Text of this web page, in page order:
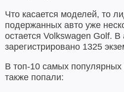
Что касается моделей, то
подержанных авто уже
остается Volkswagen Golf. В
зарегистрировано 1325
В топ-10 самых популярных
также попали: